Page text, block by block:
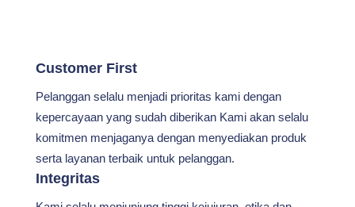
Customer First
Pelanggan selalu menjadi prioritas kami dengan
kepercayaan yang sudah diberikan Kami akan selalu
komitmen menjaganya dengan menyediakan produk
serta layanan terbaik untuk pelanggan.
Integritas